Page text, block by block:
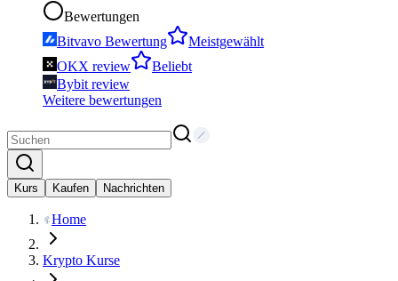
Bewertungen
Bitvavo Bewertung
Meistgewählt
OKX review
Beliebt
Bybit review
Weitere bewertungen
Kurs Kaufen Nachrichten
Home
Krypto Kurse